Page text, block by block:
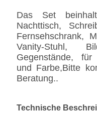
Das Set
Nachttisch,
Fernsehschrank,
Vanity-Stuhl,
Gegenstände,
und Farbe,Bitte
Beratung..
Technische